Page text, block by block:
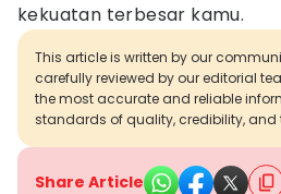
kekuatan terbesar kamu.
This article is written by our
carefully reviewed by our editorial
the most accurate and reliable
standards of quality, credibility, and
Share Article